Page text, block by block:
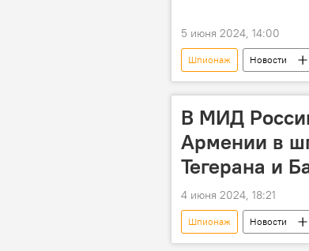
5 июня 2024, 14:00
Шпионаж Новости
Нахчыван
В МИД
Армении в
Тегерана и
4 июня 2024, 18:21
Шпионаж Новости
наблюдательная миссия